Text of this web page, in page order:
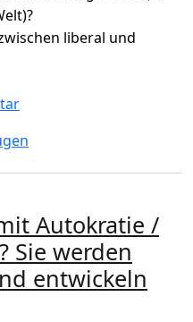
liberal und
was ist der
Autokratie /
Sie werden
entwickeln